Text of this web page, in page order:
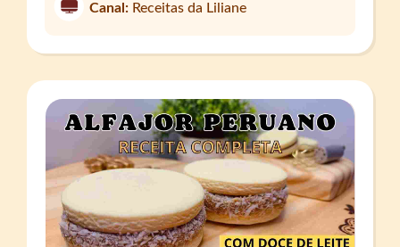
Canal: Receitas da Liliane